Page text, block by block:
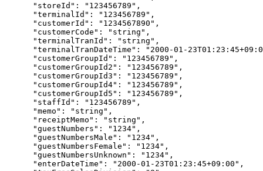
"storeId" : " 123456789 " ,
"terminalId" : " 123456789 " ,
"customerId" : " 1234567890 " ,
"customerCode" : " string " ,
"terminalTranId" : " string " ,
"terminalTranDateTime" : " 2000-01-
"customerGroupId" : " 123456789 " ,
"customerGroupId2" : " 123456789 " ,
"customerGroupId3" : " 123456789 " ,
"customerGroupId4" : " 123456789 " ,
"customerGroupId5" : " 123456789 " ,
"staffId" : " 123456789 " ,
"memo" : " string " ,
"receiptMemo" : " string " ,
"guestNumbers" : " 1234" ,
"guestNumbersMale" : " 1234" ,
"guestNumbersFemale" : " 1234" ,
"guestNumbersUnknown" : " 1234" ,
"enterDateTime" : " 2000-01-23T01:23:45+09:00 " ,